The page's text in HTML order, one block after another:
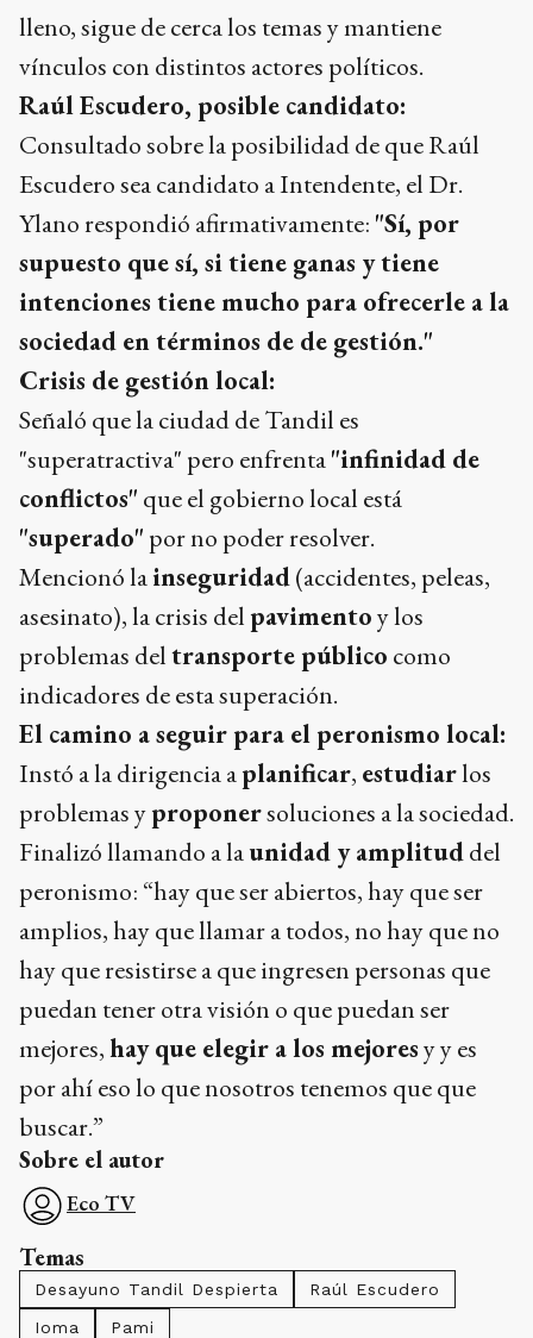
lleno, sigue de cerca los temas y mantiene
vínculos con distintos actores políticos.
Raúl Escudero, posible candidato:
Consultado sobre la posibilidad de que Raúl
Escudero sea candidato a Intendente, el Dr.
Ylano respondió afirmativamente: "Sí, por
supuesto que sí, si tiene ganas y tiene
intenciones tiene mucho para ofrecerle a la
sociedad en términos de de gestión."
Crisis de gestión local:
Señaló que la ciudad de Tandil es
"superatractiva" pero enfrenta"infinidad de
conflictos" que el gobierno local está
"superado" por no poder resolver.
Mencionó lainseguridad(accidentes, peleas,
asesinato), la crisis del pavimentoy los
problemas deltransporte público como
indicadores de esta superación.
El camino a seguir para el peronismo local:
Instó a la dirigencia aplanificar, estudiarlos
problemas yproponersoluciones a la sociedad.
Finalizó llamando a launidad y amplituddel
peronismo: “hay que ser abiertos, hay que ser
amplios, hay que llamar a todos, no hay que no
hay que resistirse a que ingresen personas que
puedan tener otra visión o que puedan ser
mejores,hay que elegir a los mejoresy y es
por ahí eso lo que nosotros tenemos que que
buscar.”
Sobre el autor
Eco TV
Temas
Desayuno Tandil Despierta
Raúl Escudero
Ioma
Pami